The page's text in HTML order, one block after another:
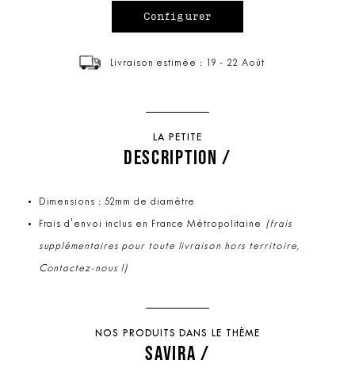
Livraison estimée : 19 - 22 Août
LA PETITE
DESCRIPTION /
Dimensions : 52mm de diamètre
Frais d'envoi inclus en France Métropolitaine (frais
supplémentaires pour toute livraison hors territoire,
Contactez-nous !)
NOS PRODUITS DANS LE THÈME
SAVIRA /